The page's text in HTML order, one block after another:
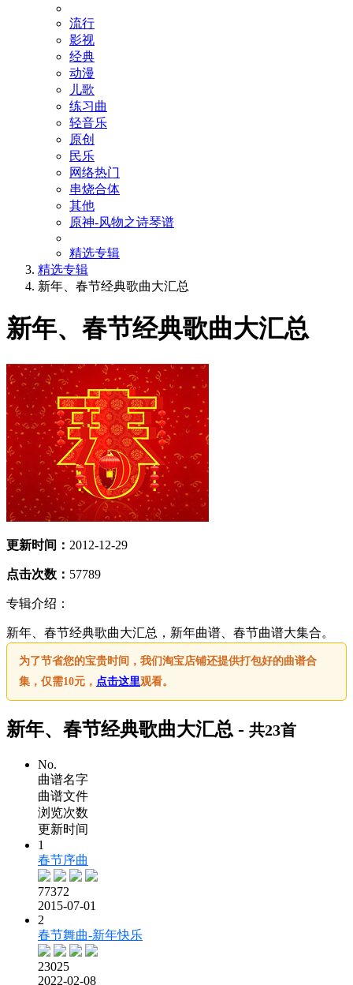
流行
影视
经典
动漫
儿歌
练习曲
轻音乐
原创
民乐
网络热门
串烧合体
其他
原神-风物之诗琴谱
精选专辑
精选专辑
新年、春节经典歌曲大汇总
新年、春节经典歌曲大汇总
更新时间： 2012-12-29
点击次数： 57789
专辑介绍：
新年、春节经典歌曲大汇总，新年曲谱、春节曲谱大集合。
为了节省您的宝贵时间，我们淘宝店铺还提供打包好的曲谱合
集，仅需10元， 点击这里观看。
新年、春节经典歌曲大汇总 - 共23首
No.
曲谱名字
曲谱文件
浏览次数
更新时间
1
春节序曲
77372
2015-07-01
2
春节舞曲-新年快乐
23025
2022-02-08